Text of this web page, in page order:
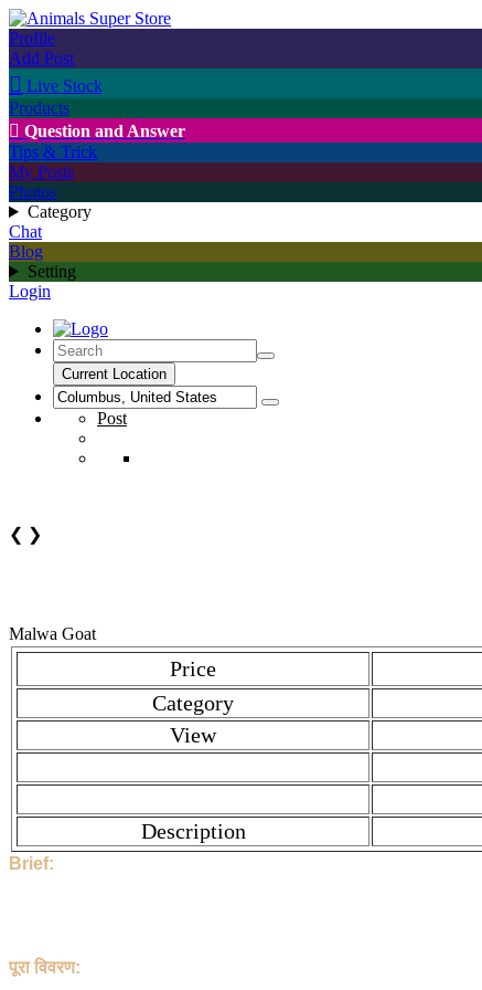
Profile
Add Post
 Live Stock
Products
 Question and Answer
Tips & Trick
My Posts
Photos
Category
Chat
Blog
Setting
Login
Current Location
Post
❮ ❯
Malwa Goat
Price
Category
View
Description
Brief:
पूरा विवरण: